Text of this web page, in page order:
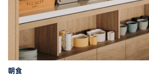
朝食